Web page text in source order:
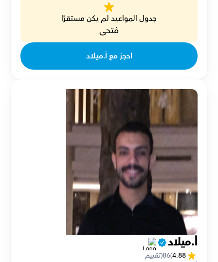
جدول المواعيد لم يكن مستقرًا
فتحى
احجز مع أ.ميلاد
أ.ميلاد
4.88
(
86(تقييم